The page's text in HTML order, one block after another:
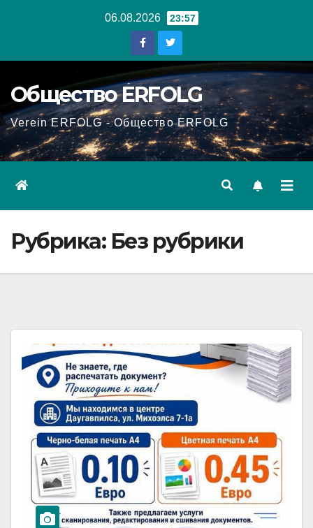
06.08.2026 23:57
Общество ERFOLG
Verein ERFOLG - Общество ERFOLG
Рубрика: Без рубрики